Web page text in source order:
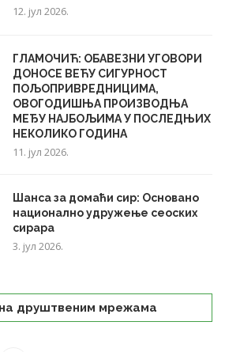
12. јул 2026.
ГЛАМОЧИЋ: ОБАВЕЗНИ УГОВОРИ
ДОНОСЕ ВЕЋУ СИГУРНОСТ
ПОЉОПРИВРЕДНИЦИМА,
ОВОГОДИШЊА ПРОИЗВОДЊА
МЕЂУ НАЈБОЉИМА У ПОСЛЕДЊИХ
НЕКОЛИКО ГОДИНА
11. јул 2026.
Шанса за домаћи сир: Основано
национално удружење сеоских
сирара
3. јул 2026.
друштвеним мрежама